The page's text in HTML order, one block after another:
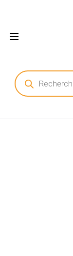
Recherche
de
produits